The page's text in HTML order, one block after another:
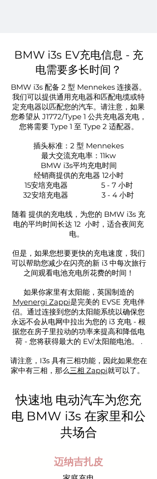
BMW i3s EV充电信息 - 充
电需要多长时间？
BMW i3s 配备 2 型 Mennekes 连接器。
我们可以提供通用充电器和匹配电缆或特
定充电器以匹配您的汽车。请注意，如果
您希望从 J1772/Type 1 公共充电器充电，
您将需要 Type 1 至 Type 2 适配器。
插头标准：2 型 Mennekes
最大交流充电率：11kw
BMW i3s平均充电时间
经销商提供的充电器 12小时
15安培充电器
5 - 7 小时
32安培充电器
3 - 4 小时
随着 提供的充电线，为您的 BMW i3s 充
电的平均时间长达 12 小时，适合夜间充
电。
但是，如果您想要更快的充电速度，我们
可以帮助您减少在闪亮的新 i3 中每次旅行
之间观看电池充电所花费的时间！
如果你家里有太阳能，英国制造的
Myenergi Zappi是完美的 EVSE 充电伴
侣。通过连接到您的太阳能系统以确保您
永远不会从电网中拉出为您的 i3 充电 - 根
据您在房子里拉动的功率来提高和降低电
荷 - 您将获得最大的 EV/太阳能电池。 .
请注意，I3s 具有三相功能，因此如果您在
家中有三相，那么三相 Zappi就可以了。
快速地 电动汽车为您充
电 BMW i3s 在家里和公
共场合
迈纳吉扎皮